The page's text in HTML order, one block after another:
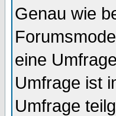
Genau wie
eine
Umfrage ist
Umfrage